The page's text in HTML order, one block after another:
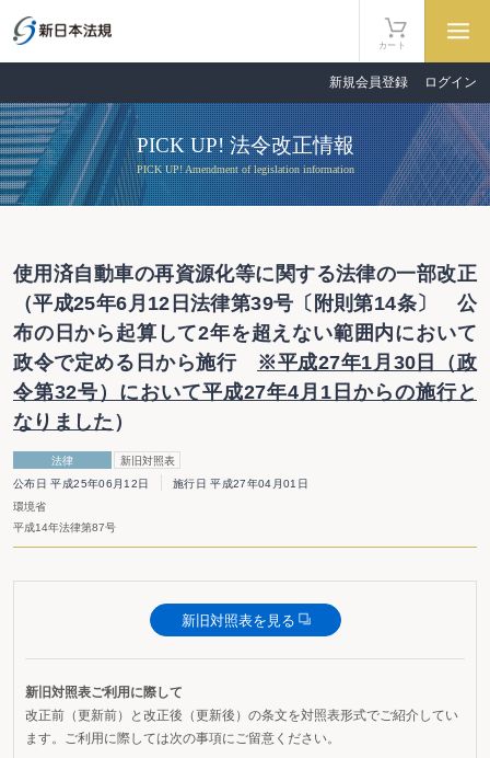
カート
新規会員登録 ログイン
PICK UP! 法令改正情報
PICK UP! Amendment of legislation information
使用済自動車の再資源化等に関する法律の一部改正
（平成25年6月12日法律第39号〔附則第14条〕 公
布の日から起算して2年を超えない範囲内において
政令で定める日から施行 ※平成27年1月30日（政
令第32号）において平成27年4月1日からの施行と
なりました ）
法律
新旧対照表
公布日 平成25年06月12日
施行日 平成27年04月01日
環境省
平成14年法律第87号
新旧対照表を見る
新旧対照表ご利用に際して
改正前（更新前）と改正後（更新後）の条文を対照表形式でご紹介してい
ます。ご利用に際しては次の事項にご留意ください。